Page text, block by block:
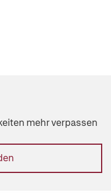
mehr verpassen